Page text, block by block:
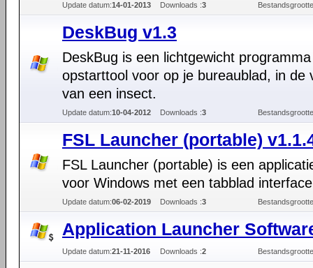
Update datum:14-01-2013 Downloads :3
DeskBug v1.3
DeskBug is een lichtgewicht programma
opstarttool voor op je bureaublad, in de
van een insect.
Update datum:10-04-2012 Downloads :3
FSL Launcher (portable)
FSL Launcher (portable) is een
voor Windows met een tabblad
Update datum:06-02-2019 Downloads :3
Application Launcher
Update datum:21-11-2016 Downloads :2